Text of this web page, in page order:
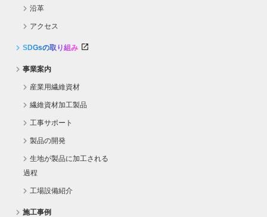
沿革
アクセス
SDGsの取り組み
事業案内
産業用繊維資材
繊維資材加工製品
工事サポート
製品の開発
生地が製品に加工される
過程
工場設備紹介
施工事例